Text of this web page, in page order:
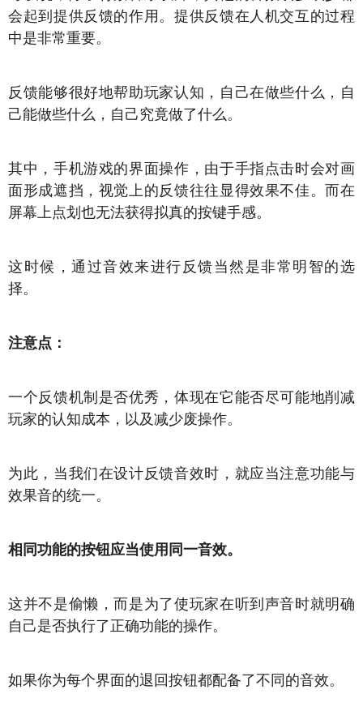
会起到提供反馈的作用。提供反馈在人机交互的过程
中是非常重要。
反馈能够很好地帮助玩家认知，自己在做些什么，自
己能做些什么，自己究竟做了什么。
其中，手机游戏的界面操作，由于手指点击时会对画
面形成遮挡，视觉上的反馈往往显得效果不佳。而在
屏幕上点划也无法获得拟真的按键手感。
这时候，通过音效来进行反馈当然是非常明智的选
择。
注意点：
一个反馈机制是否优秀，体现在它能否尽可能地削减
玩家的认知成本，以及减少废操作。
为此，当我们在设计反馈音效时，就应当注意功能与
效果音的统一。
相同功能的按钮应当使用同一音效。
这并不是偷懒，而是为了使玩家在听到声音时就明确
自己是否执行了正确功能的操作。
如果你为每个界面的退回按钮都配备了不同的音效。